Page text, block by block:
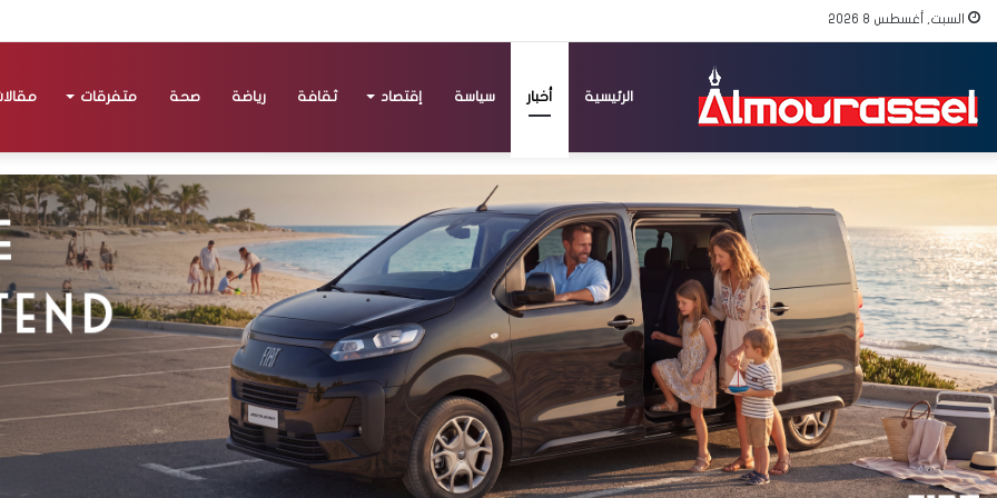
السبت, أغسطس 8 2026
الرئيسية أخبار سياسة إقتصاد ثقافة رياضة صحة متفرقات